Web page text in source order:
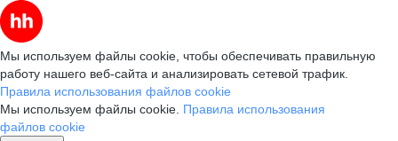
Мы используем файлы cookie, чтобы обеспечивать правильную
работу нашего веб-сайта и анализировать сетевой трафик.
Правила использования файлов cookie
Мы используем файлы cookie. Правила использования
файлов cookie